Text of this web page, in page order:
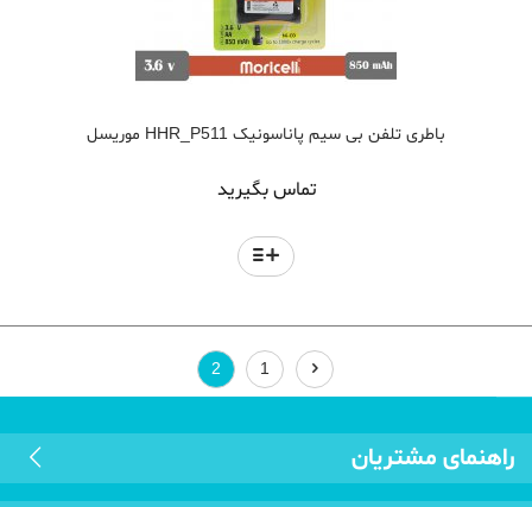
باطری تلفن بی سیم پاناسونیک HHR_P511 موریسل
تماس بگیرید
1
2
راهنمای مشتریان